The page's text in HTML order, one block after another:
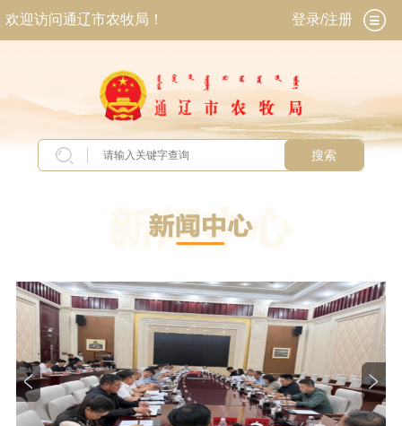
欢迎访问通辽市农牧局！ 登录/注册
搜索